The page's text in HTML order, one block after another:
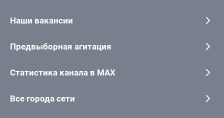
Наши вакансии
Предвыборная агитация
Статистика канала в MAX
Все города сети